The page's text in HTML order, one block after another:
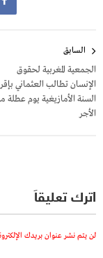
المقالات
السابق
الجمعية المغربية لحقوق
الإنسان تطالب العثماني
السنة الأمازيغية يوم عطلة
الأجر
اترك تعليقاً
لن يتم نشر عنوان بريدك